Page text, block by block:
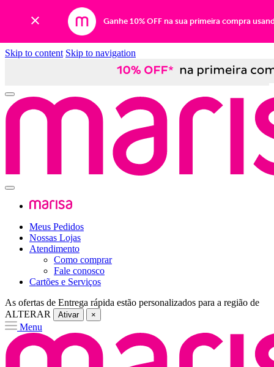
Ganhe 10% OFF na sua primeira compra
Skip to content Skip to navigation
Meus Pedidos
Nossas Lojas
Atendimento
Como comprar
Fale conosco
Cartões e Serviços
As ofertas de Entrega rápida estão personalizados para a região de
ALTERAR
Ativar ×
Menu